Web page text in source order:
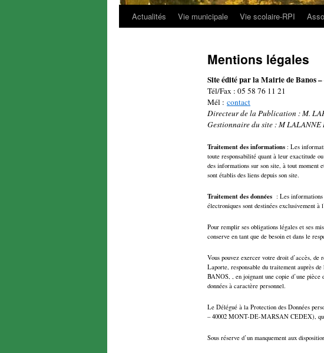
Aller
Actualités Vie municipale Vie scolaire-RPI
Mentions légales
Site édité par la Mairie de Banos
Tél/Fax : 05 58 76 11 21
Mél : contact
Directeur de la Publication : M.
Gestionnaire du site : M
Traitement des informations : Les
toute responsabilité quant à leur exactitude
des informations sur son site, à tout moment
sont établis des liens depuis son site.
Traitement des données : Les informations
électroniques sont destinées exclusivement à
Pour remplir ses obligations légales et ses
conserve en tant que de besoin et dans le
Vous pouvez exercer votre droit d’accès,
Laporte, responsable du traitement auprès
BANOS, , en joignant une copie d’une
données à caractère personnel.
Le Délégué à la Protection des Données
– 40002 MONT-DE-MARSAN CEDEX),
Sous réserve d’un manquement aux